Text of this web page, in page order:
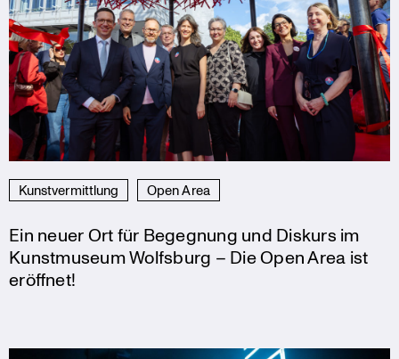
Kunstvermittlung Open Area
Ein neuer Ort für Begegnung und Diskurs im
Kunstmuseum Wolfsburg – Die Open Area ist
eröffnet!